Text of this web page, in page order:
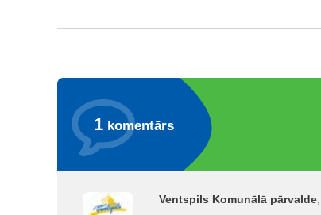
1 komentārs
Ventspils Komunālā pārvalde